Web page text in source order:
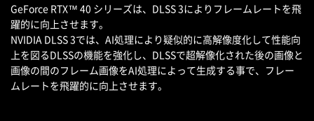
GeForce RTX™ 40 シリーズは、DLSS 3によりフレームレートを飛
躍的に向上させます。
NVIDIA DLSS 3では、AI処理により疑似的に高解像度化して性能向
上を図るDLSSの機能を強化し、DLSSで超解像化された後の画像と
画像の間のフレーム画像をAI処理によって生成する事で、フレー
ムレートを飛躍的に向上させます。